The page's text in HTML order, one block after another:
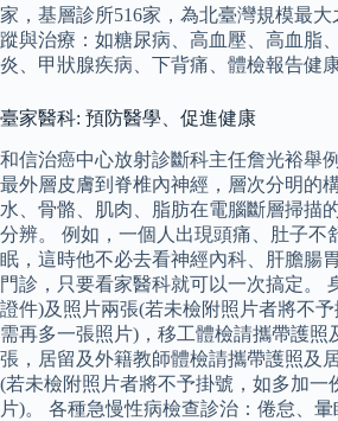
家，基層診所516家，為北臺灣規模最
蹤與治療：如糖尿病、高血壓、高血脂
炎、甲狀腺疾病、下背痛、體檢報告健
臺家醫科: 預防醫學、促進健康
和信治癌中心放射診斷科主任詹光裕舉
最外層皮膚到脊椎內神經，層次分明的
水、骨骼、肌肉、脂肪在電腦斷層掃描
分辨。 例如，一個人出現頭痛、肚子不
眠，這時他不必去看神經內科、肝膽腸
門診，只要看家醫科就可以一次搞定。
證件)及照片兩張(若未檢附照片者將不
需再多一張照片)，移工體檢請攜帶護照
張，居留及外籍教師體檢請攜帶護照及
(若未檢附照片者將不予掛號，如多加一
片)。 各種急慢性病檢查診治：倦怠、